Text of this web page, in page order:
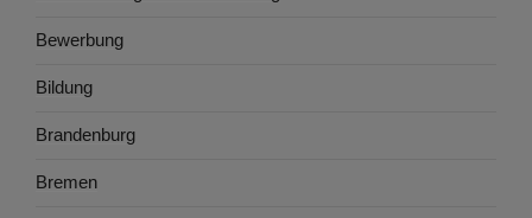
Bewerbung
Bildung
Brandenburg
Bremen